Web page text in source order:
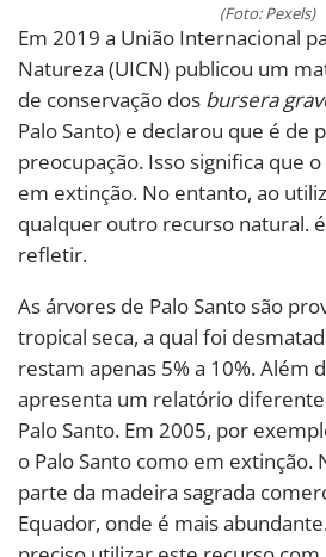
(Foto: Pexels)
Em 2019 a União Internacional
Natureza (UICN) publicou um
de conservação dos bursera
Palo Santo) e declarou que é de
preocupação. Isso significa que
em extinção. No entanto, ao
qualquer outro recurso natural.
refletir.
As árvores de Palo Santo são
tropical seca, a qual foi
restam apenas 5% a 10%. Além
apresenta um relatório
Palo Santo. Em 2005, por
o Palo Santo como em extinção.
parte da madeira sagrada
Equador, onde é mais